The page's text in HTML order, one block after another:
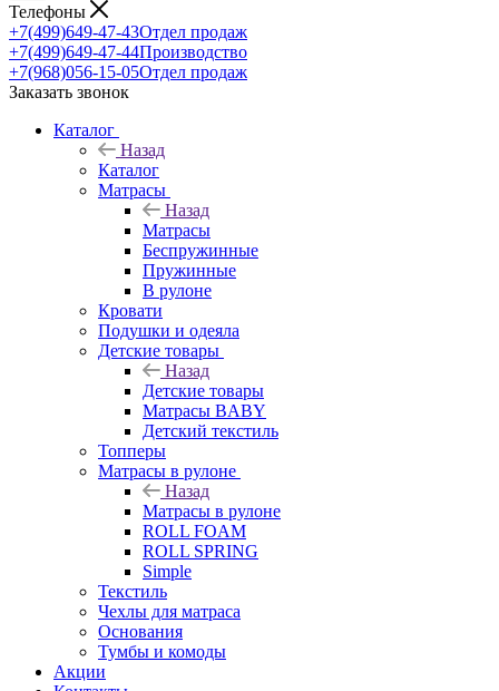
Телефоны
+7(499)649-47-43Отдел продаж
+7(499)649-47-44Производство
+7(968)056-15-05Отдел продаж
Заказать звонок
Каталог
Назад
Каталог
Матрасы
Назад
Матрасы
Беспружинные
Пружинные
В рулоне
Кровати
Подушки и одеяла
Детские товары
Назад
Детские товары
Матрасы BABY
Детский текстиль
Топперы
Матрасы в рулоне
Назад
Матрасы в рулоне
ROLL FOAM
ROLL SPRING
Simple
Текстиль
Чехлы для матраса
Основания
Тумбы и комоды
Акции